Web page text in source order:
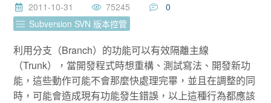
2011-10-31 75245
0
Subversion SVN 版本控管
利用分支（Branch）的功能可以有效隔離主線
（Trunk），當開發程式時想重構、測試寫法、開發新功
能，這些動作可能不會那麼快處理完畢，並且在調整的同
時，可能會造成現有功能發生錯誤，以上這種行為都應該